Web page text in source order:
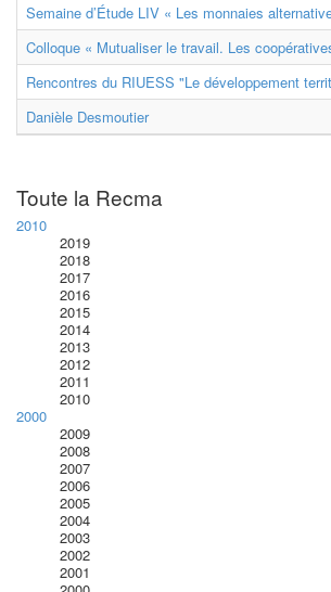
Semaine d’Étude LIV « Les monnaies
Colloque « Mutualiser le travail. Les
Rencontres du RIUESS "Le développement
Danièle Desmoutier
Toute la Recma
2010
2019
2018
2017
2016
2015
2014
2013
2012
2011
2010
2000
2009
2008
2007
2006
2005
2004
2003
2002
2001